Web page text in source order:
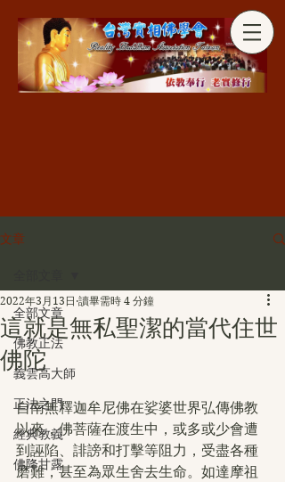
分享
文章
全部文章
佛教正法
義雲高大師
正法之門
經典教義
佛降甘露
這就是無私聖潔的當代住世
佛陀
2022年3月13日 讀畢需時 4 分鐘
自南無釋迦牟尼佛在娑婆世界弘傳佛教
以來，佛菩薩在渡生中，或多或少會遭
到誣陷、誹謗和打擊等阻力，受盡各種
磨難，甚至為眾生舍去生命。如達摩祖